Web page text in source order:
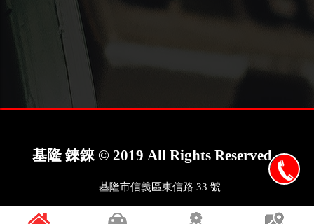
基隆 錸錸 © 2019 All Rights Reserved
基隆市信義區東信路 33 號